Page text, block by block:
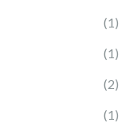
(1)
(1)
(2)
(1)